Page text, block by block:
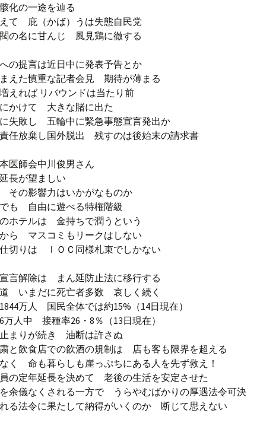
化の一途を辿る
て 庇（かば）うは失態自民党
閥の名に甘んじ 風見鶏に徹する
の提言は近日中に発表予告とか
えた慎重な記者会見 期待が薄まる
えれば リバウンドは当たり前
かけて 大きな賭に出た
失敗し 五輪中に緊急事態宣言発出か
責任放棄し国外脱出 残すのは後始末の請求書
医師会中川俊男さん
長が望ましい
その影響力はいかがなものか
も 自由に遊べる特権階級
ホテルは 金持ちで潤うという
ら マスコミもリークはしない
切りは ＩＯＣ同様札束でしかない
言解除は まん延防止法に移行する
いまだに死亡者多数 哀しく続く
万人 国民全体では約15%（14日現在）
万人中 接種率26・8％（13日現在）
まりが続き 油断は許さぬ
と飲食店での飲酒の規制は 店も客も限界を超える
く 命も暮らしも崖っぷちにある人を先ず救え！
の定年延長を決めて 老後の生活を安定させた
を余儀なくされる一方で うらやむばかりの厚遇法令可決
る法令に果たして納得がいくのか 断じて思えない